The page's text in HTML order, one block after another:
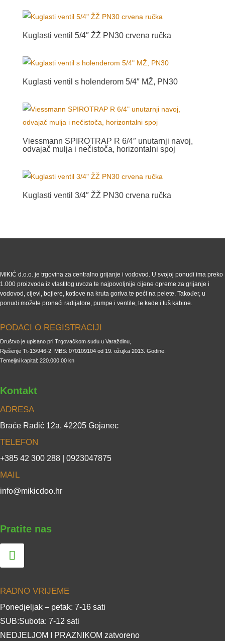
Kuglasti ventil 5/4″ ŽŽ PN30 crvena ručka
Kuglasti ventil s holenderom 5/4″ MŽ, PN30
Viessmann SPIROTRAP R 6/4″ unutarnji navoj,
odvajač mulja i nečistoča, horizontalni spoj
Kuglasti ventil 3/4″ ŽŽ PN30 crvena ručka
MIKIĆ d.o.o. je trgovina za centralno grijanje i vodovod. U svojoj ponudi ima preko
1.000 proizvoda iz vlastitog uvoza te najpovoljnije cijene opreme za grijanje i
vodovod, cijevi, bojlere, kotlove na kruta goriva te peći na pelete. Također, u
ponudi možete pronaći radijatore, pumpe i ventile, te kade i tuš kabine.
PODACI O REGISTRACIJI
Društvo je upisano pri Trgovačkom sudu u Varaždinu,
Rješenje Tt-13/946-2, MBS: 070109104 od 19. ožujka 2013. Godine.
Temeljni kapital: 220.000,00 kn
Kontakt
ADRESA
Braće Radić 12a, 42205 Gojanec
TELEFON
+385 42 300 288 | 0923047875
MAIL
info@mikicdoo.hr
Pratite nas
RADNO VRIJEME
Ponedjeljak – petak: 7-16 sati
SUB:Subota: 7-12 sati
NEDJELJOM I PRAZNIKOM zatvoreno